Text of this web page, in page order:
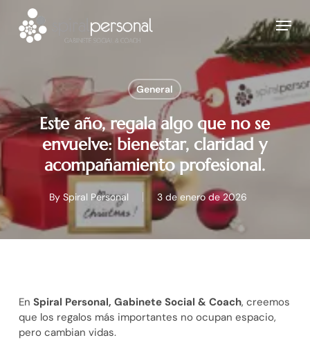
main
Menu
General
Este año, regala algo que no se
envuelve: bienestar, claridad y
acompañamiento profesional.
By Spiral Personal 3 de enero de 2026
En Spiral Personal, Gabinete Social & Coach, creemos
que los regalos más importantes no ocupan espacio,
pero cambian vidas.